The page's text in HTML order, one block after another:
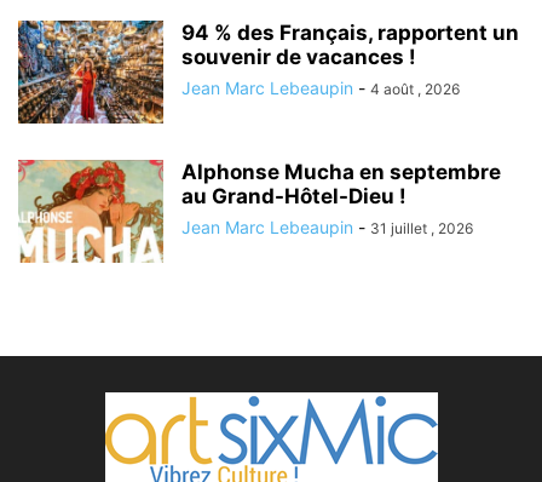
94 % des Français, rapportent un
souvenir de vacances !
Jean Marc Lebeaupin - 4 août , 2026
Alphonse Mucha en septembre
au Grand-Hôtel-Dieu !
Jean Marc Lebeaupin - 31 juillet , 2026